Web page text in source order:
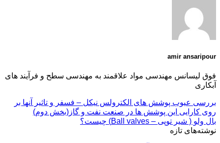
amir ansaripour
فوق لیسانس مهندسی مواد علاقمند به مهندسی سطح و فرآیند های
آبکاری
بررسی عیوب پوشش های الکترولس نیکل – فسفر و تاثیر آنها بر
روی کارایی این پوشش ها در صنعت نفت و گاز(بخش دوم)
بال ولو ( شیر توپی – Ball valves) چیست؟
نوشته‌های تازه